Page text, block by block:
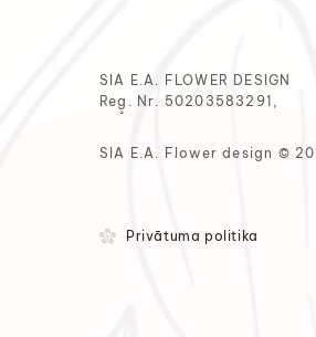
SIA E.A. FLOWER DESIGN
Reģ. Nr. 50203583291,
SIA E.A. Flower design ©
Privātuma politika